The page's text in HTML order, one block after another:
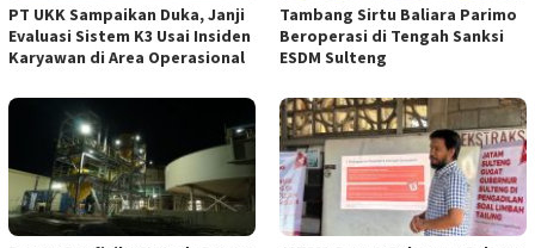
PT UKK Sampaikan Duka, Janji
Evaluasi Sistem K3 Usai Insiden
Karyawan di Area Operasional
Tambang Sirtu Baliara Parimo
Beroperasi di Tengah Sanksi
ESDM Sulteng